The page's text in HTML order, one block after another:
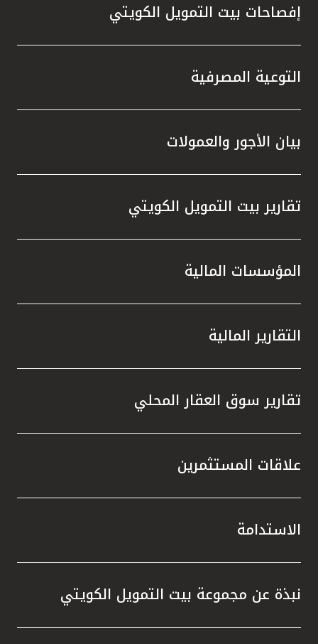
إفصاحات بيت التمويل الكويتي
التوعية المصرفية
بيان الأجور والعمولات
تقارير بيت التمويل الكويتي
المؤسسات المالية
التقارير المالية
تقارير سوق العقار المحلي
علاقات المستثمرين
الاستدامة
نبذة عن مجموعة بيت التمويل الكويتي